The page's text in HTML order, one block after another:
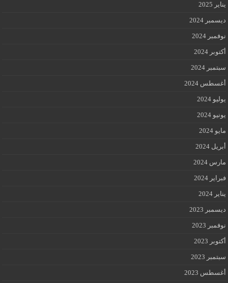
يناير 2025
ديسمبر 2024
نوفمبر 2024
أكتوبر 2024
سبتمبر 2024
أغسطس 2024
يوليو 2024
يونيو 2024
مايو 2024
أبريل 2024
مارس 2024
فبراير 2024
يناير 2024
ديسمبر 2023
نوفمبر 2023
أكتوبر 2023
سبتمبر 2023
أغسطس 2023